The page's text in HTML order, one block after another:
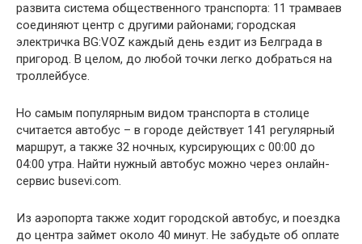
развита система общественного транспорта: 11 трамваев
соединяют центр с другими районами; городская
электричка BG:VOZ каждый день ездит из Белграда в
пригород. В целом, до любой точки легко добраться на
троллейбусе.
Но самым популярным видом транспорта в столице
считается автобус – в городе действует 141 регулярный
маршрут, а также 32 ночных, курсирующих с 00:00 до
04:00 утра. Найти нужный автобус можно через онлайн-
сервис busevi.com.
Из аэропорта также ходит городской автобус, и поездка
до центра займет около 40 минут. Не забудьте об оплате